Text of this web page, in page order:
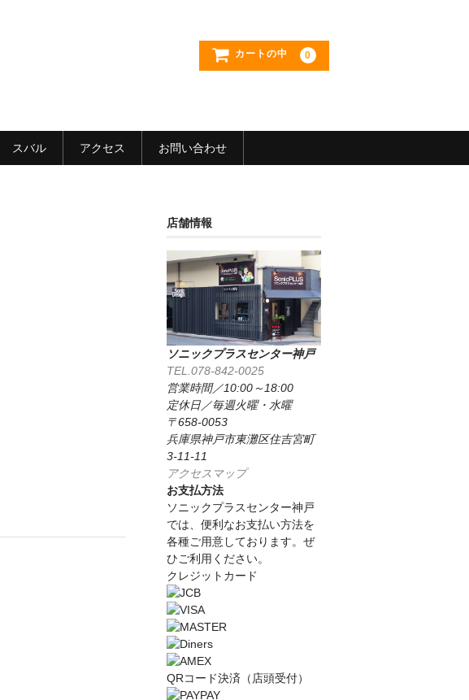
カートの中 0
スバル アクセス お問い合わせ
店舗情報
ソニックプラスセンター神戸
TEL.078-842-0025
営業時間／10:00～18:00
定休日／毎週火曜・水曜
〒658-0053
兵庫県神戸市東灘区住吉宮町
3-11-11
アクセスマップ
お支払方法
ソニックプラスセンター神戸
では、便利なお支払い方法を
各種ご用意しております。ぜ
ひご利用ください。
クレジットカード
QRコード決済（店頭受付）